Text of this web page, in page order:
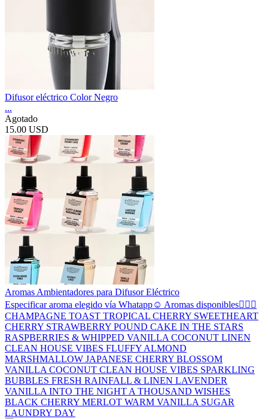
Difusor eléctrico Color Negro
...
Agotado
15.00 USD
Aromas Ambientadores para Difusor Eléctrico
Especificar aroma elegido vía Whatapp☺️ Aromas disponibles👇🏻✨
CHAMPAGNE TOAST TROPICAL CHERRY SWEETHEART
CHERRY STRAWBERRY POUND CAKE IN THE STARS
RASPBERRIES & WHIPPED VANILLA COCONUT LINEN
CLEAN HOUSE VIBES FLUFFY ALMOND
MARSHMALLOW JAPANESE CHERRY BLOSSOM
VANILLA COCONUT CLEAN HOUSE VIBES SPARKLING
BUBBLES FRESH RAINFALL & LINEN LAVENDER
VANILLA INTO THE NIGHT A THOUSAND WISHES
BLACK CHERRY MERLOT WARM VANILLA SUGAR
LAUNDRY DAY